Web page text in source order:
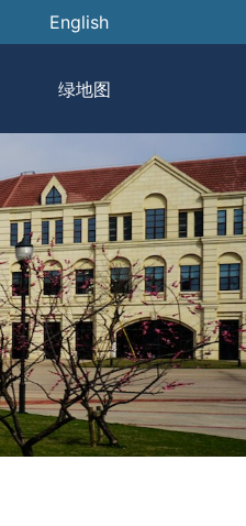
account
English
绿地图